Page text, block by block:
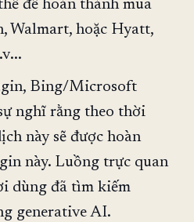
để hoàn thành mua
Walmart, hoặc Hyatt,
Bing/Microsoft
nghĩ rằng theo thời
này sẽ được hoàn
này. Luồng trực quan
dùng đã tìm kiếm
generative AI.